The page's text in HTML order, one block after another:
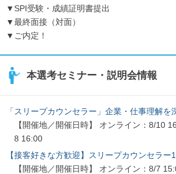
▼SPI受験・成績証明書提出
▼最終面接（対面）
▼ご内定！
本選考セミナー・説明会情報
「スリープカウンセラー」企業・仕事理解を
【開催地／開催日時】 オンライン：8/10
8 16:00
【接客好きな方歓迎】スリープカウンセラー
【開催地／開催日時】 オンライン：8/7